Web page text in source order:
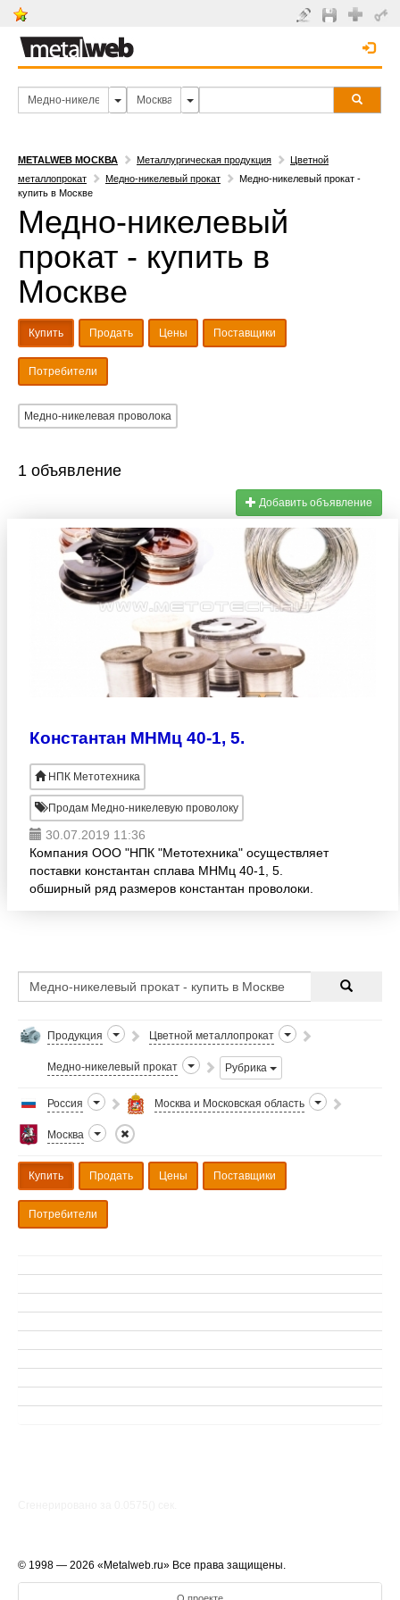
METALWEB МОСКВА Металлургическая продукция
Цветной
металлопрокат
Медно-никелевый прокат
Медно-никелевый прокат -
купить в Москве
Медно-никелевый
прокат - купить в
Москве
Купить Продать Цены Поставщики
Потребители
Медно-никелевая проволока
1 объявление
Добавить объявление
Константан МНМц 40-1, 5.
НПК Метотехника
Продам Медно-никелевую проволоку
30.07.2019 11:36
Компания ООО "НПК "Метотехника" осуществляет
поставки константан сплава МНМц 40-1, 5.
обширный ряд размеров константан проволоки.
Продукция Цветной металлопрокат
Медно-никелевый прокат Рубрика
Россия Москва и Московская область
Москва
Купить Продать Цены Поставщики
Потребители
© 1998 — 2026 «Metalweb.ru» Все права защищены.